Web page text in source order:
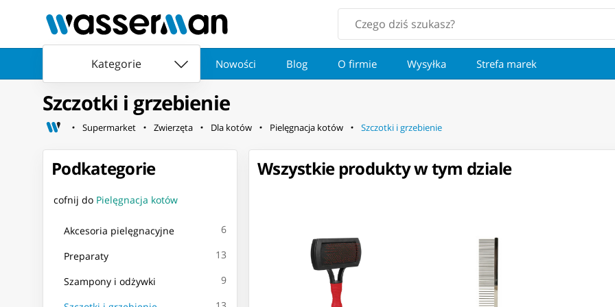
Kategorie Nowości Blog O firmie Wysyłka Strefa marek
Szczotki i grzebienie
Supermarket Zwierzęta Dla kotów Pielęgnacja kotów Szczotki i grzebienie
Podkategorie
cofnij do Pielęgnacja kotów
Akcesoria pielęgnacyjne 6
Preparaty 13
Szampony i odżywki 9
Wszystkie produkty w tym dziale